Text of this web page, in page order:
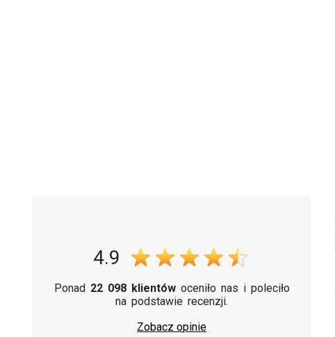
4.9
Ponad 22 098 klientówoceniło nas i poleciło
na podstawie recenzji.
Zobacz opinie